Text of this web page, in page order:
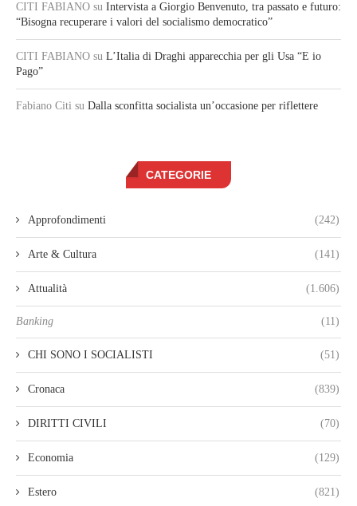
CITI FABIANO su Intervista a Giorgio Benvenuto, tra passato e futuro:
“Bisogna recuperare i valori del socialismo democratico”
CITI FABIANO su L’Italia di Draghi apparecchia per gli Usa “E io
Pago”
Fabiano Citi su Dalla sconfitta socialista un’occasione per riflettere
CATEGORIE
Approfondimenti (242)
Arte & Cultura (141)
Attualità (1.606)
Banking (11)
CHI SONO I SOCIALISTI (51)
Cronaca (839)
DIRITTI CIVILI (70)
Economia (129)
Estero (821)